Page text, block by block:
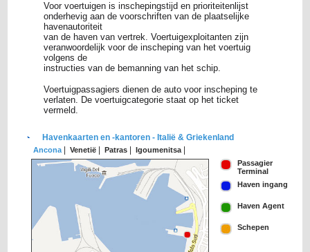
Voor voertuigen is inschepingstijd en prioriteitenlijst
onderhevig aan de voorschriften van de plaatselijke
havenautoriteit
van de haven van vertrek. Voertuigexploitanten zijn
veranwoordelijk voor de inscheping van het voertuig
volgens de
instructies van de bemanning van het schip.
Voertuigpassagiers dienen de auto voor inscheping te
verlaten. De voertuigcategorie staat op het ticket
vermeld.
Havenkaarten en -kantoren - Italië & Griekenland
Ancona Venetië Patras Igoumenitsa
Passagier
Terminal
Haven ingang
Haven Agent
Schepen